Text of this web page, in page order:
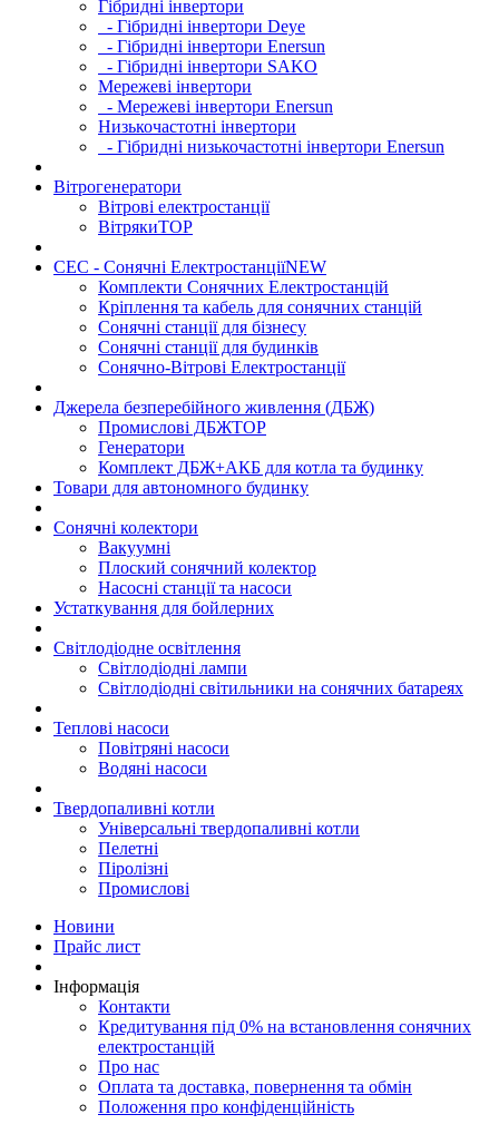
Гібридні інвертори
- Гібридні інвертори Deye
- Гібридні інвертори Enersun
- Гібридні інвертори SAKO
Мережеві інвертори
- Мережеві інвертори Enersun
Низькочастотні інвертори
- Гібридні низькочастотні інвертори Enersun
Вітрогенератори
Вітрові електростанції
ВітрякиTOP
СЕС - Сонячні ЕлектростанціїNEW
Комплекти Сонячних Електростанцій
Кріплення та кабель для сонячних станцій
Сонячні станції для бізнесу
Сонячні станції для будинків
Сонячно-Вітрові Електростанції
Джерела безперебійного живлення (ДБЖ)
Промислові ДБЖTOP
Генератори
Комплект ДБЖ+АКБ для котла та будинку
Товари для автономного будинку
Сонячні колектори
Вакуумні
Плоский сонячний колектор
Насосні станції та насоси
Устаткування для бойлерних
Світлодіодне освітлення
Світлодіодні лампи
Світлодіодні світильники на сонячних батареях
Теплові насоси
Повітряні насоси
Водяні насоси
Твердопаливні котли
Універсальні твердопаливні котли
Пелетні
Піролізні
Промислові
Новини
Прайс лист
Інформація
Контакти
Кредитування під 0% на встановлення сонячних
електростанцій
Про нас
Оплата та доставка, повернення та обмін
Положення про конфіденційність